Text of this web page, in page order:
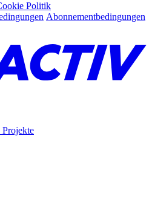
Politik
Abonnementbedingungen